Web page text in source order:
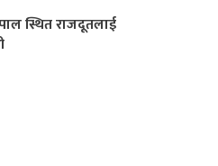
स्थित राजदूतलाई